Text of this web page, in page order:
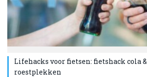
Lifehacks voor fietsen: fietshack cola &
roestplekken